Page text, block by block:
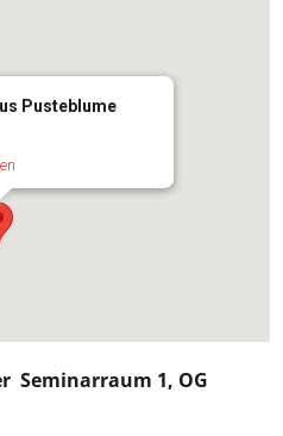
Pusteblume
Seminarraum 1, OG